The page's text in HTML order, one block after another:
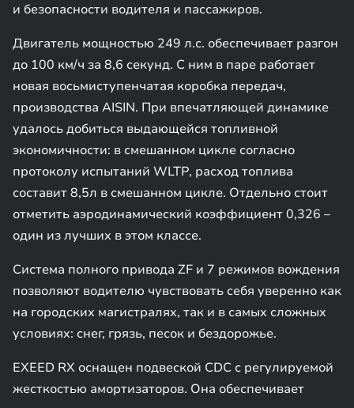
и безопасности водителя и пассажиров.
Двигатель мощностью 249 л.с. обеспечивает разгон
до 100 км/ч за 8,6 секунд. С ним в паре работает
новая восьмиступенчатая коробка передач,
производства AISIN. При впечатляющей динамике
удалось добиться выдающейся топливной
экономичности: в смешанном цикле согласно
протоколу испытаний WLTP, расход топлива
составит 8,5л в смешанном цикле. Отдельно стоит
отметить аэродинамический коэффициент 0,326 –
один из лучших в этом классе.
Система полного привода ZF и 7 режимов вождения
позволяют водителю чувствовать себя уверенно как
на городских магистралях, так и в самых сложных
условиях: снег, грязь, песок и бездорожье.
EXEED RX оснащен подвеской CDC с регулируемой
жесткостью амортизаторов. Она обеспечивает